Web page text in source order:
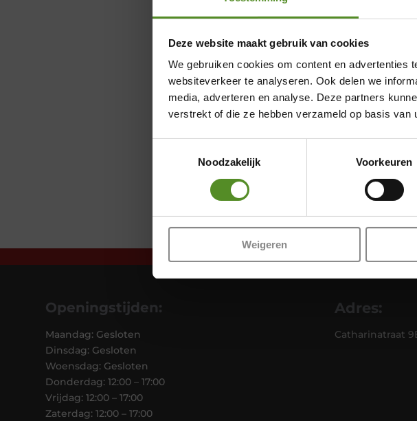
Deze website maakt gebruik van cookies
We gebruiken cookies om content en advertenties
websiteverkeer te analyseren. Ook delen we
media, adverteren en analyse. Deze partners
verstrekt of die ze hebben verzameld op basis van
Noodzakelijk
Voorkeuren
Weigeren
Openingstijden:
Maandag: Gesloten
Dinsdag: Gesloten
Woensdag: Gesloten
Donderdag: 12:00 – 17:00
Vrijdag: 12:00 – 17:00
Zaterdag: 12:00 – 17:00
Adres:
Catharinatraat